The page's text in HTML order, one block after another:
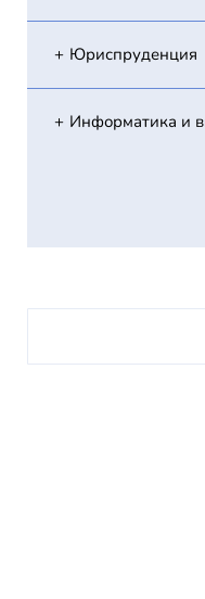
Юриспруденция
Информатика и